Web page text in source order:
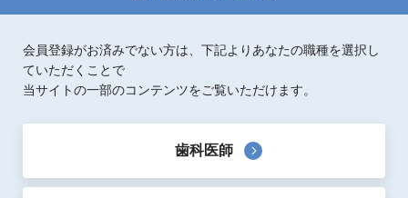
会員登録がお済みでない方は、下記よりあなたの職種を選択し
ていただくことで
当サイトの一部のコンテンツをご覧いただけます。
歯科医師